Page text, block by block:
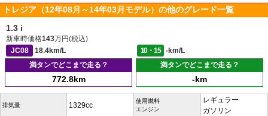
トレジア（12年08月～14年03月モデル）の他のグレード一覧
1.3 i
新車時価格143万円(税込)
JC08
18.4km/L 10・15
-km/L
満タンでどこまで走る？
772.8km
満タンでどこまで走る？
-km
排気量 1329cc
使用燃料
エンジン
レギュラー
ガソリン